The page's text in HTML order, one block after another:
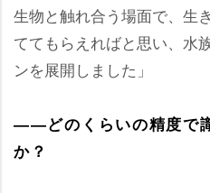
生物と触れ合う場面で、生
ててもらえればと思い、水
ンを展開しました」
――どのくらいの精度で
か？